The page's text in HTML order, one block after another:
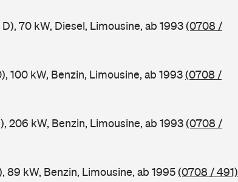
70 kW, Diesel, Limousine, ab 1993(0708 /
100 kW, Benzin, Limousine, ab 1993(0708 /
206 kW, Benzin, Limousine, ab 1993(0708 /
89 kW, Benzin, Limousine, ab 1995(0708 / 491)